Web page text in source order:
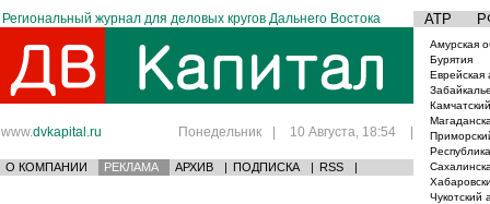
Региональный журнал для деловых кругов Дальнего Востока АТР
www.dvkapital.ru Понедельник | 10 Августа, 18:54 |
О КОМПАНИИ РЕКЛАМА АРХИВ | ПОДПИСКА | RSS |
Амурская
Бурятия
Еврейская
Чукотский